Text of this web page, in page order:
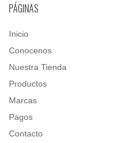
PÁGINAS
Inicio
Conocenos
Nuestra Tienda
Productos
Marcas
Pagos
Contacto